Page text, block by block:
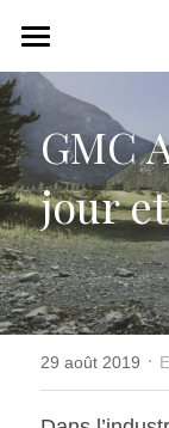
Actualité
Histoire
Art
Essais
Vidéo
Podcast
Radio FM
Télé RDS
Simulateur
Assurance
GMC
jour
29 août 2019 ·
LES
Toutes les